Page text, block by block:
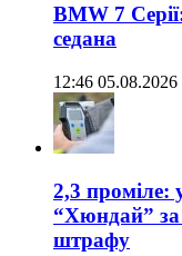
BMW 7
седана
12:46 05.08.2026
2,3 проміле:
“Хюндай” за
штрафу